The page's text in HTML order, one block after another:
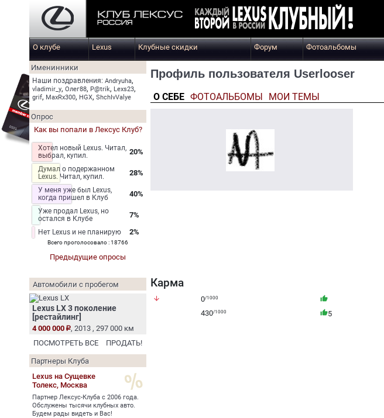
О клубе Lexus Клубные скидки Форум Фотоальбомы
Именинники
Наши поздравления: Andryuha,
vladimir_y, Олег88, P@trik, Lexs23,
grif, MaxRx300, HGX, ShchIvValye
Опрос
Как вы попали в Лексус Клуб?
Хотел новый Lexus. Читал,
выбрал, купил.
20%
Думал о подержанном
Lexus. Читал, купил.
28%
У меня уже был Lexus,
когда пришел в Клуб
40%
Уже продал Lexus, но
остался в Клубе
7%
Нет Lexus и не планирую 2%
Всего проголосовало : 18766
Предыдущие опросы
Автомобили с пробегом
Lexus LX 3 поколение
[рестайлинг]
4 000 000
, 2013 , 297 000 км
ПОСМОТРЕТЬ ВСЕ
ПРОДАТЬ!
Партнеры Клуба
Lexus на Сущевке
Толекс, Москва
Партнер Лексус-Клуба с 2006 года.
Обслужены тысячи клубных авто.
Будем рады видеть и Вас!
Профиль пользователя Userlooser
О СЕБЕ ФОТОАЛЬБОМЫ
МОИ ТЕМЫ
Карма
arrow_downward 0/1000 thumb_up
430/1000 thumb_up5